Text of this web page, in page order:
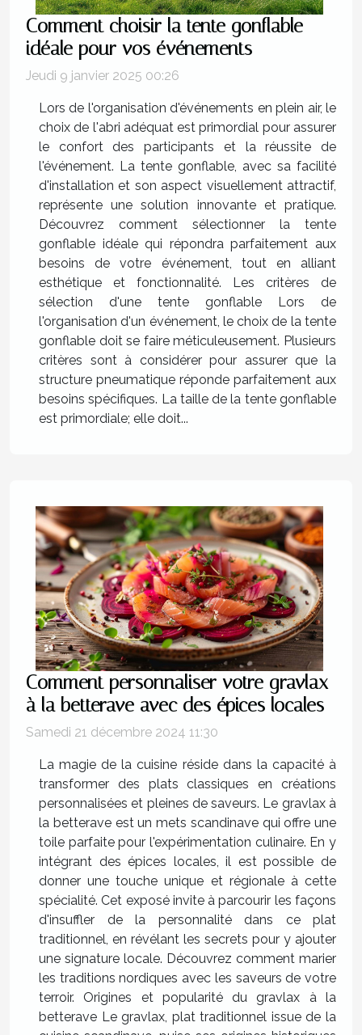
Comment choisir la tente gonflable
idéale pour vos événements
Jeudi 9 janvier 2025 00:26
Lors de l'organisation d'événements en plein air, le
choix de l'abri adéquat est primordial pour assurer
le confort des participants et la réussite de
l'événement. La tente gonflable, avec sa facilité
d'installation et son aspect visuellement attractif,
représente une solution innovante et pratique.
Découvrez comment sélectionner la tente
gonflable idéale qui répondra parfaitement aux
besoins de votre événement, tout en alliant
esthétique et fonctionnalité. Les critères de
sélection d'une tente gonflable Lors de
l'organisation d'un événement, le choix de la tente
gonflable doit se faire méticuleusement. Plusieurs
critères sont à considérer pour assurer que la
structure pneumatique réponde parfaitement aux
besoins spécifiques. La taille de la tente gonflable
est primordiale; elle doit...
Comment personnaliser votre gravlax
à la betterave avec des épices locales
Samedi 21 décembre 2024 11:30
La magie de la cuisine réside dans la capacité à
transformer des plats classiques en créations
personnalisées et pleines de saveurs. Le gravlax à
la betterave est un mets scandinave qui offre une
toile parfaite pour l'expérimentation culinaire. En y
intégrant des épices locales, il est possible de
donner une touche unique et régionale à cette
spécialité. Cet exposé invite à parcourir les façons
d'insuffler de la personnalité dans ce plat
traditionnel, en révélant les secrets pour y ajouter
une signature locale. Découvrez comment marier
les traditions nordiques avec les saveurs de votre
terroir. Origines et popularité du gravlax à la
betterave Le gravlax, plat traditionnel issue de la